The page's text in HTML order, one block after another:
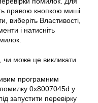
правою кнопкою миші
виберіть Властивості,
і натисніть
чи може це викликати
програмним
0x8007045d у
запустити перевірку